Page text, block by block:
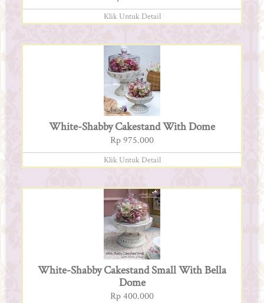
Klik Untuk Detail
White-Shabby Cakestand With Dome
Rp 975.000
Klik Untuk Detail
White-Shabby Cakestand Small With Bella
Dome
Rp 400.000